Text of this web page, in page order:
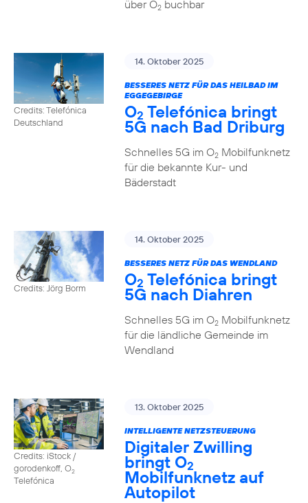
über O2buchbar
Credits: Telefónica
Deutschland
14. Oktober 2025
BESSERES NETZ FÜR DAS HEILBAD IM
EGGEGEBIRGE
O2 Telefónica bringt
5G nach Bad Driburg
Schnelles 5G im O2Mobilfunknetz
für die bekannte Kur- und
Bäderstadt
Credits: Jörg Borm
14. Oktober 2025
BESSERES NETZ FÜR DAS WENDLAND
O2 Telefónica bringt
5G nach Diahren
Schnelles 5G im O2Mobilfunknetz
für die ländliche Gemeinde im
Wendland
Credits: iStock /
gorodenkoff, O2
Telefónica
13. Oktober 2025
INTELLIGENTE NETZSTEUERUNG
Digitaler Zwilling
bringt O2
Mobilfunknetz auf
Autopilot